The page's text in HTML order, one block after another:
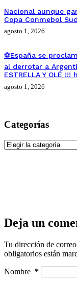
Nacional aunque
Copa Conmebol
agosto 1, 2026
⚽España se
al derrotar a
ESTRELLA Y OLÉ
agosto 1, 2026
Categorías
Categorías
Deja un
Tu dirección de
obligatorios están
Nombre *